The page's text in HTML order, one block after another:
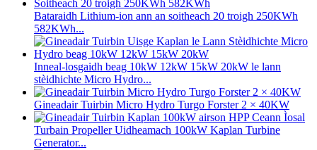
Bataraidh Lithium-ion ann an soitheach 20 troigh 250KWh
582KWh...
Inneal-losgaidh beag 10kW 12kW 15kW 20kW le lann
stèidhichte Micro Hydro...
Gineadair Tuirbin Micro Hydro Turgo Forster 2 × 40KW
Turbain Propeller Uidheamach 100kW Kaplan Turbine
Generator...